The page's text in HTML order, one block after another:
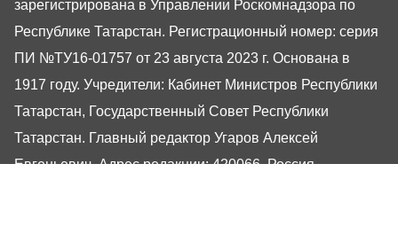
зарегистрирована в Управлении Роскомнадзора по
Республике Татарстан. Регистрационный номер: серия
ПИ №ТУ16-01757 от 23 августа 2023 г. Основана в
1917 году. Учредители: Кабинет Министров Республики
Татарстан, Государственный Совет Республики
Татарстан. Главный редактор Угаров Алексей
Евгеньевич. Адрес редакции: 420066, Россия,